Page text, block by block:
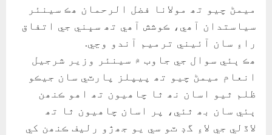
ميمڻ چيو تھ مولانا فضل الرحمان ھڪ سينئر
سياستدان آھي، ڪوشش آھي تھ سڀني جي اتفاق
راءِ سان آئيني ترميم آندو وڃي.
ھڪ ٻئي سوال جي جاوب ۾ سينئر وزير شرجيل
انعام ميمڻ چيو تھ پيپلز پارٽي سان جيڪو
ظلم ٿيو اسان نھ ٿا چاھيون تھ اھو ڪنھن
ٻئي سان بھ ٿئي، پر اسان چاھيون ٿا تھ
لاڏلي جي لاءِ گڊ ٽو سي يو جھڙو رليف ڪنھن کي